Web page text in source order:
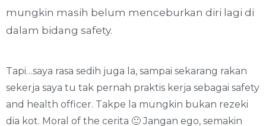
mungkin masih belum menceburkan diri lagi di
dalam bidang safety.
Tapi…saya rasa sedih juga la, sampai sekarang rakan
sekerja saya tu tak pernah praktis kerja sebagai safety
and health officer. Takpe la mungkin bukan rezeki
dia kot. Moral of the cerita 🙂 Jangan ego, semakin